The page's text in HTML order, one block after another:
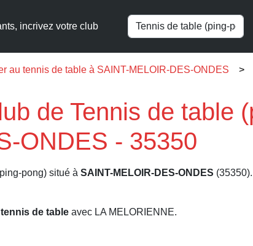
incrivez votre club
au tennis de table à SAINT-MELOIR-DES-ONDES
de Tennis de table
ONDES - 35350
pong) situé à SAINT-MELOIR-DES-ONDES
de table avec LA MELORIENNE.